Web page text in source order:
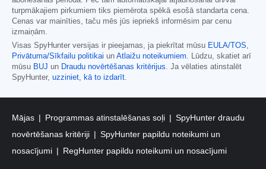
turpmākajiem pirkumiem tiks piemērota spēkā esošā standarta cena.
Cenas var mainīties, taču mēs jūs iepriekš informēsim par cenu
izmaiņām.
Visas SpyHunter versijas ir pieejamas, ja piekrītat mūsu EULA/TOS
Privātuma/Sīkfailu politikai un Atlaižu noteikumiem . Lūdzu, skatiet arī
mūsu BUJ un Draudu novērtēšanas kritērijus . Ja vēlaties atinstalēt
SpyHunter, uzziniet, kā to izdarīt
Mājas Programmas atinstalēšanas soļi
SpyHunter draudu
novērtēšanas kritēriji
SpyHunter papildu noteikumi un
nosacījumi
RegHunter papildu noteikumi un nosacījumi